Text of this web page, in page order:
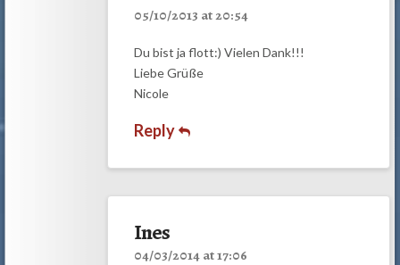
05/10/2013 at 20:54
Du bist ja flott:) Vielen Dank!!!
Liebe Grüße
Nicole
Reply
Ines
04/03/2014 at 17:06